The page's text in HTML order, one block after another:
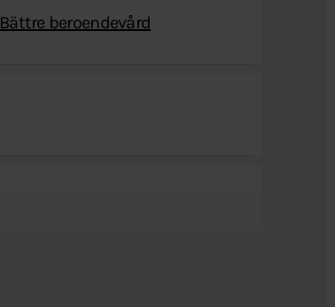
Bättre beroendevård